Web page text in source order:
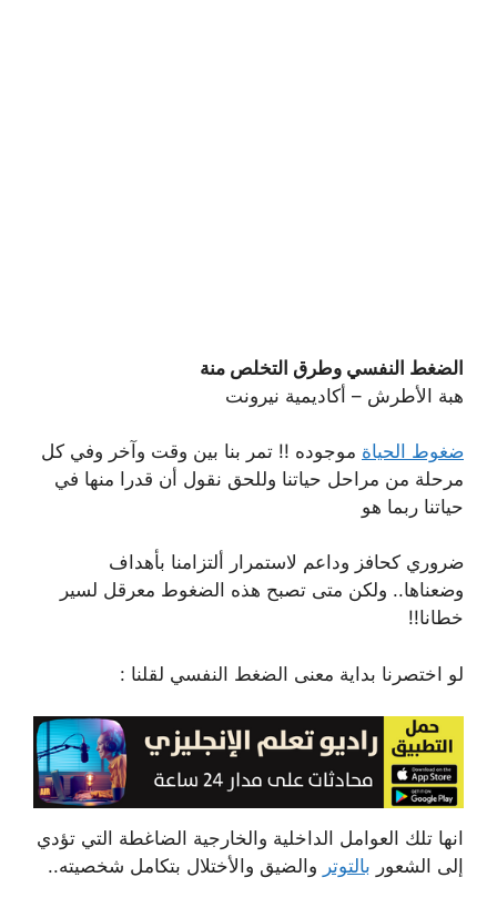
الضغط النفسي وطرق التخلص منة
هبة الأطرش – أكاديمية نيرونت
ضغوط الحياة موجوده !! تمر بنا بين وقت وآخر وفي كل
مرحلة من مراحل حياتنا وللحق نقول أن قدرا منها في
حياتنا ربما هو
ضروري كحافز وداعم لاستمرار ألتزامنا بأهداف
وضعناها.. ولكن متى تصبح هذه الضغوط معرقل لسير
خطانا!!
لو اختصرنا بداية معنى الضغط النفسي لقلنا :
انها تلك العوامل الداخلية والخارجية الضاغطة التي تؤدي
إلى الشعور بالتوتر والضيق واﻷختلال بتكامل شخصيته..